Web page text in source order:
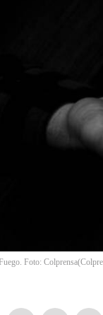
Foto: Colprensa(